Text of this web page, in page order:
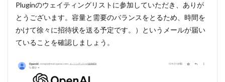
Pluginのウェイティングリストに参加していただき、ありが
とうございます。容量と需要のバランスをとるため、時間を
かけて徐々に招待状を送る予定です。）というメールが届い
ていることを確認しましょう。